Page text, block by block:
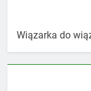
Wiązarka do